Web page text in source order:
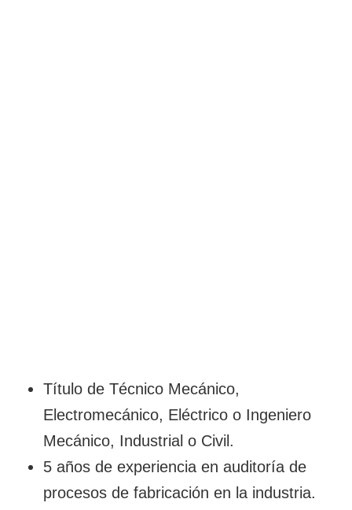
Título de Técnico Mecánico,
Electromecánico, Eléctrico o Ingeniero
Mecánico, Industrial o Civil.
5 años de experiencia en auditoría de
procesos de fabricación en la industria.